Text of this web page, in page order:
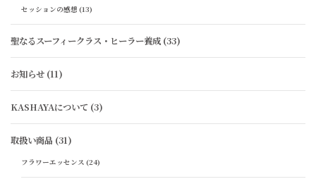
セッションの感想 (13)
聖なるスーフィークラス・ヒーラー養成 (33)
お知らせ (11)
KASHAYAについて (3)
取扱い商品 (31)
フラワーエッセンス (24)